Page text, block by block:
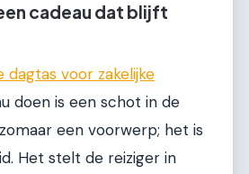
cadeau dat blijft
dagtas voor zakelijke
doen is een schot in de
een voorwerp; het is
Het stelt de reiziger in